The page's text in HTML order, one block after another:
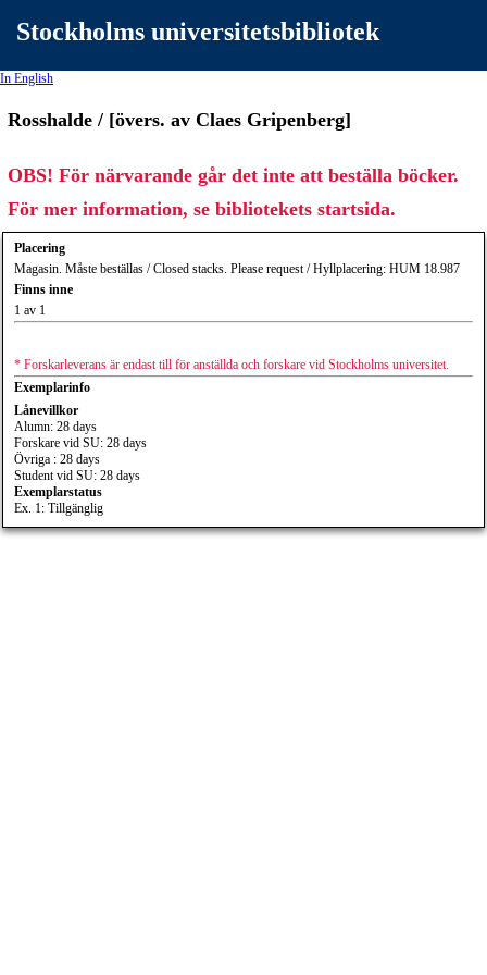
Stockholms universitetsbibliotek
In English
Rosshalde / [övers. av Claes Gripenberg]
OBS! För närvarande går det inte att beställa böcker.
För mer information, se bibliotekets startsida.
Placering
Magasin. Måste beställas / Closed stacks. Please request / Hyllplacering: HUM 18.987
Finns inne
1 av 1
* Forskarleverans är endast till för anställda och forskare vid Stockholms universitet.
Exemplarinfo
Lånevillkor
Alumn: 28 days
Forskare vid SU: 28 days
Övriga : 28 days
Student vid SU: 28 days
Exemplarstatus
Ex. 1: Tillgänglig